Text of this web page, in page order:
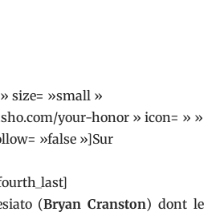
size= »small »
your-honor » icon= » »
»false »]Sur
(Bryan Cranston) dont le